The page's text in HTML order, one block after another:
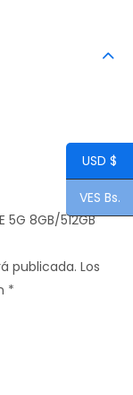
5G 8GB/512GB
publicada. Los
*
USD $
VES Bs.